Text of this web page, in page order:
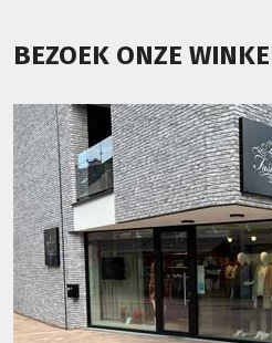
BEZOEK ONZE